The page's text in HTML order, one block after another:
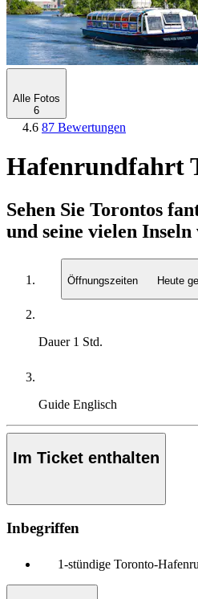
Alle Fotos
6
4.6 87 Bewertungen
Hafenrundfahrt
Sehen Sie Torontos
und seine vielen Inseln
Öffnungszeiten Heute
Dauer 1 Std.
Guide Englisch
Im Ticket enthalten
Inbegriffen
1-stündige Toronto-